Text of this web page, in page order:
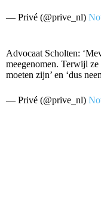
— Privé (@prive_nl)
Advocaat Scholten:
meegenomen. Terwijl
moeten zijn’ en ‘dus
— Privé (@prive_nl)